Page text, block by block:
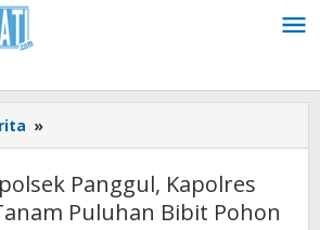
»
Mapolsek
Kapolres
Trenggalek
Panggul, Kapolres
Puluhan Bibit Pohon